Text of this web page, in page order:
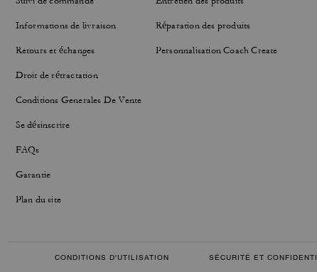
Informations de livraison
Retours et échanges
Droit de rétractation
Conditions Generales De Vente
Se désinscrire
FAQs
Garantie
Plan du site
Réparation des produits
Personnalisation Coach Create
CONDITIONS D'UTILISATION SÉCURITÉ ET